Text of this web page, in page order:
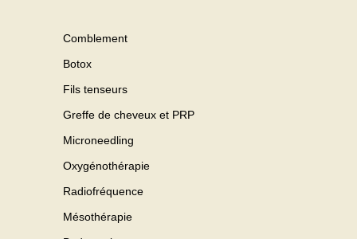
Comblement
Botox
Fils tenseurs
Greffe de cheveux et PRP
Microneedling
Oxygénothérapie
Radiofréquence
Mésothérapie